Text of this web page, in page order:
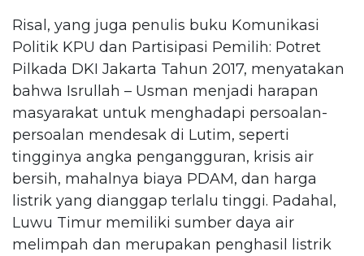
Risal, yang juga penulis buku Komunikasi
Politik KPU dan Partisipasi Pemilih: Potret
Pilkada DKI Jakarta Tahun 2017, menyatakan
bahwa Isrullah – Usman menjadi harapan
masyarakat untuk menghadapi persoalan-
persoalan mendesak di Lutim, seperti
tingginya angka pengangguran, krisis air
bersih, mahalnya biaya PDAM, dan harga
listrik yang dianggap terlalu tinggi. Padahal,
Luwu Timur memiliki sumber daya air
melimpah dan merupakan penghasil listrik